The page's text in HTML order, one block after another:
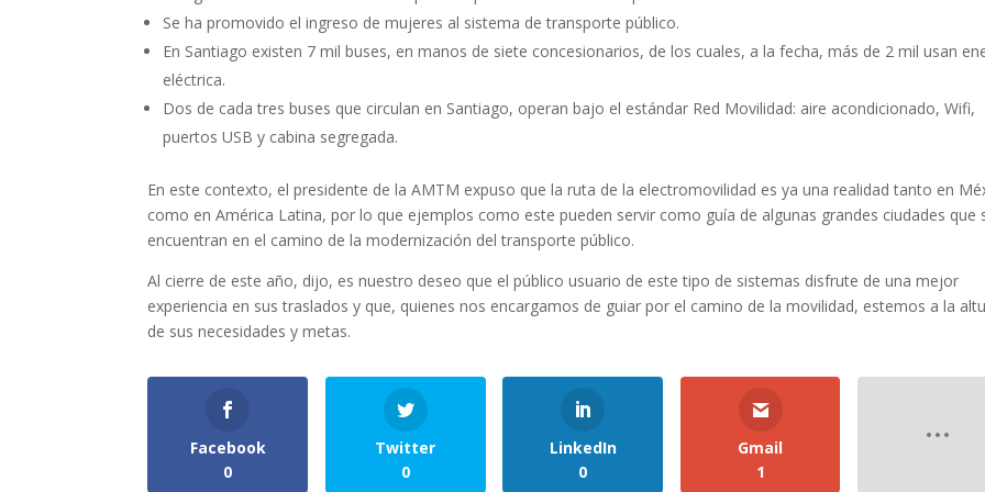
Se ha promovido el ingreso de mujeres al sistema de transporte público.
En Santiago existen 7 mil buses, en manos de siete concesionarios, de los cuales, a la fecha, más de 2 mil usan
eléctrica.
Dos de cada tres buses que circulan en Santiago, operan bajo el estándar Red Movilidad: aire acondicionado, Wifi,
puertos USB y cabina segregada.
En este contexto, el presidente de la AMTM expuso que la ruta de la electromovilidad es ya una realidad tanto en
como en América Latina, por lo que ejemplos como este pueden servir como guía de algunas grandes ciudades que
encuentran en el camino de la modernización del transporte público.
Al cierre de este año, dijo, es nuestro deseo que el público usuario de este tipo de sistemas disfrute de una mejor
experiencia en sus traslados y que, quienes nos encargamos de guiar por el camino de la movilidad, estemos a la
de sus necesidades y metas.
Facebook
0
Twitter
0
LinkedIn
0
Gmail
1